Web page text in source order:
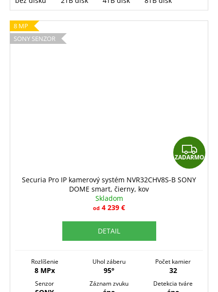
8 MP
SONY SENZOR
Z
A
ZADARMO
Securia Pro IP kamerový systém NVR32CHV8S-B SONY
DOME smart, čierny, kov
Skladom
od 4 239 €
DETAIL
Rozlíšenie
8 MPx
Uhol záberu
95°
Počet kamier
32
Senzor Záznam zvuku Detekcia tváre